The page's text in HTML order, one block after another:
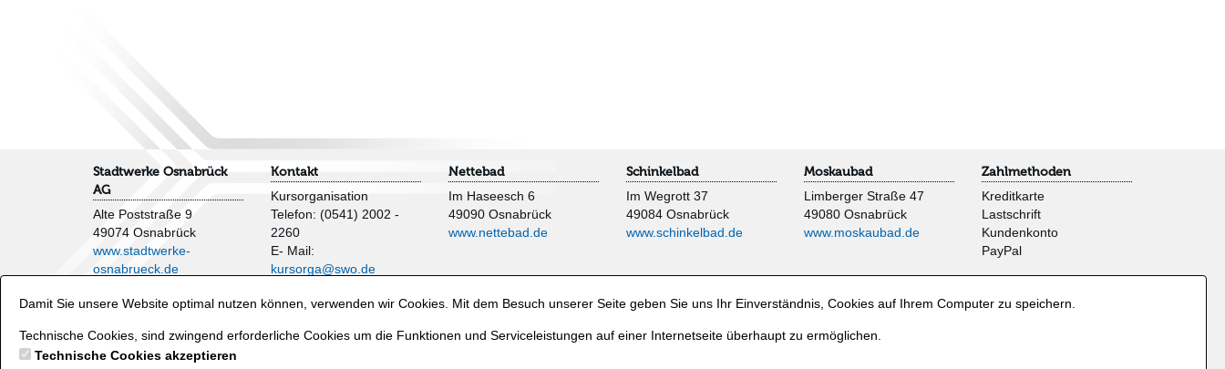
Stadtwerke Osnabrück
AG
Alte Poststraße 9
49074 Osnabrück
www.stadtwerke-
osnabrueck.de
AGB
Verträge hier kündigen
Kontakt
Kursorganisation
Telefon: (0541) 2002 -
2260
E- Mail:
kursorga@swo.de
Veranstaltungen und
Telefon: (0541) 2002 -
Nettebad
Im Haseesch 6
49090 Osnabrück
www.nettebad.de
Schinkelbad
Im Wegrott 37
49084 Osnabrück
www.schinkelbad.de
Moskaubad
Limberger Straße 47
49080 Osnabrück
www.moskaubad.de
Zahlmethoden
Kreditkarte
Lastschrift
Kundenkonto
PayPal
Damit Sie unsere Website optimal nutzen können, verwenden wir Cookies. Mit dem Besuch unserer Seite geben Sie uns Ihr Einverständnis, Cookies auf Ihrem Computer zu speichern.
Technische Cookies, sind zwingend erforderliche Cookies um die Funktionen und Serviceleistungen auf einer Internetseite überhaupt zu ermöglichen.
Technische Cookies akzeptieren